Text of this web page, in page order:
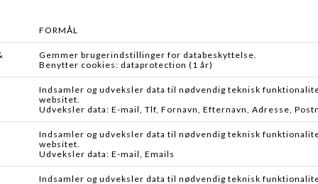
HAPPYHOT
HEATED GLOVE HAFJELL
DKK 1.595,00
FISH MONKEY
WOOLY OLIVE
DKK 299,00 DKK 269,00